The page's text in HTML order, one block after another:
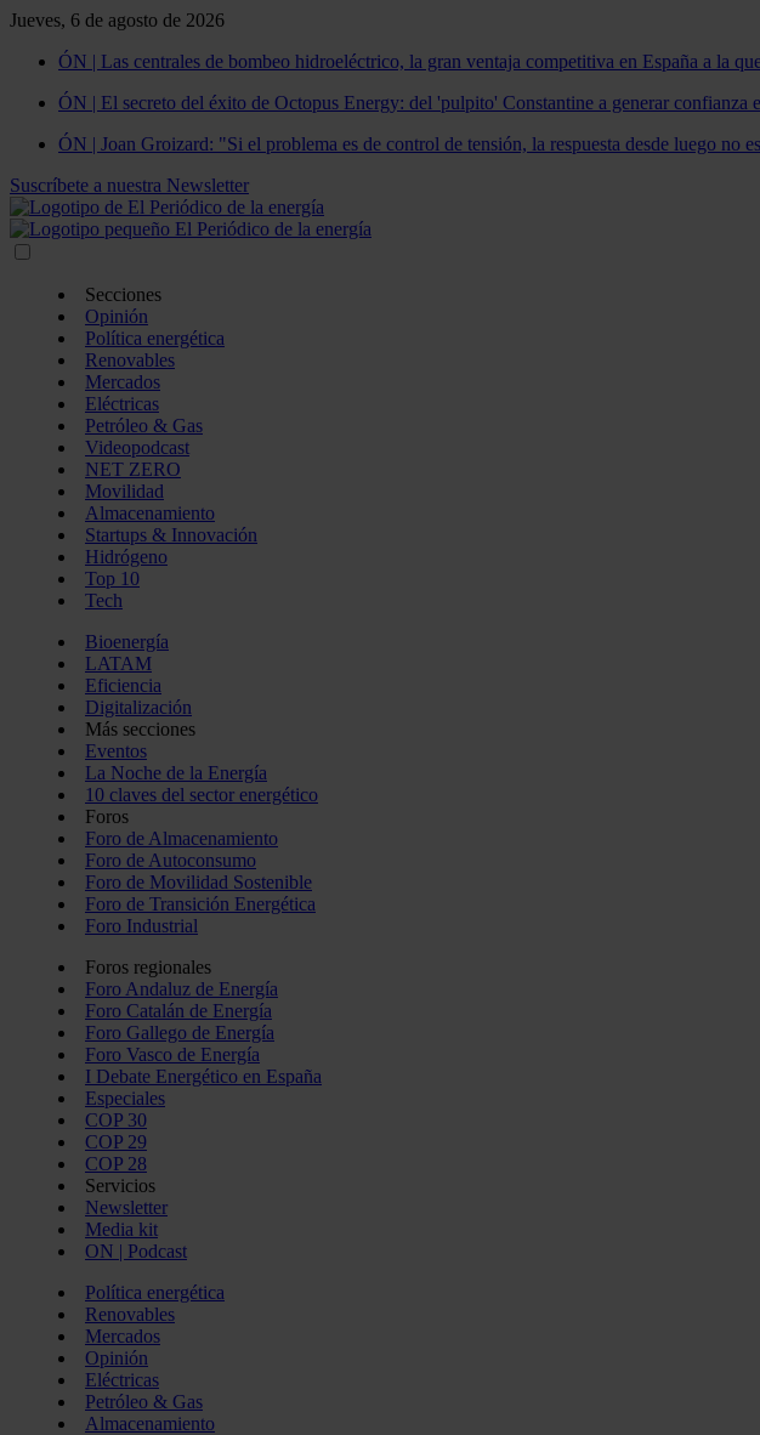
Jueves, 6 de agosto de 2026
ÓN | Las centrales de bombeo hidroeléctrico, la gran ventaja competitiva en España a la
ÓN | El secreto del éxito de Octopus Energy: del 'pulpito' Constantine a generar confianza
ÓN | Joan Groizard: "Si el problema es de control de tensión, la respuesta desde luego no
Suscríbete a nuestra Newsletter
Secciones
Opinión
Política energética
Renovables
Mercados
Eléctricas
Petróleo & Gas
Videopodcast
NET ZERO
Movilidad
Almacenamiento
Startups & Innovación
Hidrógeno
Top 10
Tech
Bioenergía
LATAM
Eficiencia
Digitalización
Más secciones
Eventos
La Noche de la Energía
10 claves del sector energético
Foros
Foro de Almacenamiento
Foro de Autoconsumo
Foro de Movilidad Sostenible
Foro de Transición Energética
Foro Industrial
Foros regionales
Foro Andaluz de Energía
Foro Catalán de Energía
Foro Gallego de Energía
Foro Vasco de Energía
I Debate Energético en España
Especiales
COP 30
COP 29
COP 28
Servicios
Newsletter
Media kit
ON | Podcast
Política energética
Renovables
Mercados
Opinión
Eléctricas
Petróleo & Gas
Almacenamiento